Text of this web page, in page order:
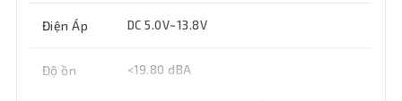
Điện Áp DC 5.0V~13.8V
Độ ồn <19.80 dBA